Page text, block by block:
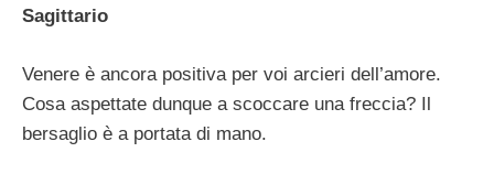
Sagittario
Venere è ancora positiva per voi arcieri dell’amore.
Cosa aspettate dunque a scoccare una freccia? Il
bersaglio è a portata di mano.